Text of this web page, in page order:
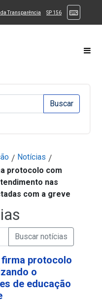
Ir para busca 3
um novo sítio)
da Transparência (Link para um novo sítio)
SP 156(Link para um
informações
Enviar a Busca
/ Notícias /
protocolo com
nas
com a greve
de Notícias
Enviar a Busca de Notícias
protocolo
o
de educação